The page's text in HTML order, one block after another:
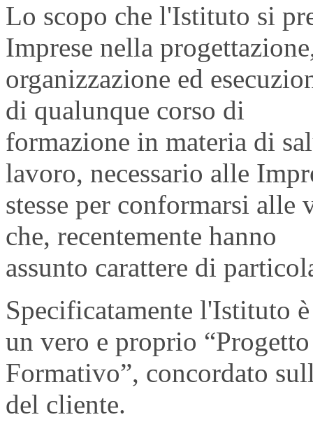
Lo scopo che l'Istituto si
Imprese nella
organizzazione ed
di qualunque corso di
formazione in materia di
lavoro, necessario alle
stesse per conformarsi
che, recentemente hanno
assunto carattere di
Specificatamente l'Istituto
un vero e proprio “Progetto
Formativo”, concordato
del cliente.